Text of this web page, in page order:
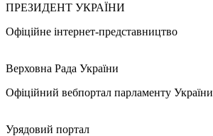
ПРЕЗИДЕНТ УКРАЇНИ
Офіційне інтернет-представництво
Верховна Рада України
Офіційний вебпортал парламенту України
Урядовий портал